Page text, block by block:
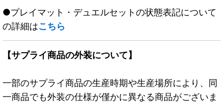
●プレイマット・デュエルセットの状態表記について
の詳細はこちら
【サプライ商品の外装について】
一部のサプライ商品の生産時期や生産場所により、同
一商品でも外装の仕様が僅かに異なる商品がございま